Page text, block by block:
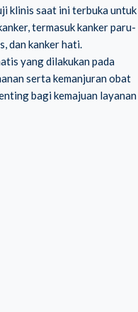
klinis saat ini terbuka untuk
termasuk kanker paru-
dan kanker hati.
yang dilakukan pada
serta kemanjuran obat
bagi kemajuan layanan